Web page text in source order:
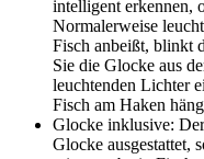
intelligent erkennen,
Normalerweise
Fisch anbeißt, blinkt
Sie die Glocke aus
leuchtenden Lichter
Fisch am Haken
Glocke inklusive:
Glocke ausgestattet,